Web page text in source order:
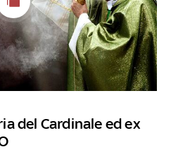
del Cardinale ed ex